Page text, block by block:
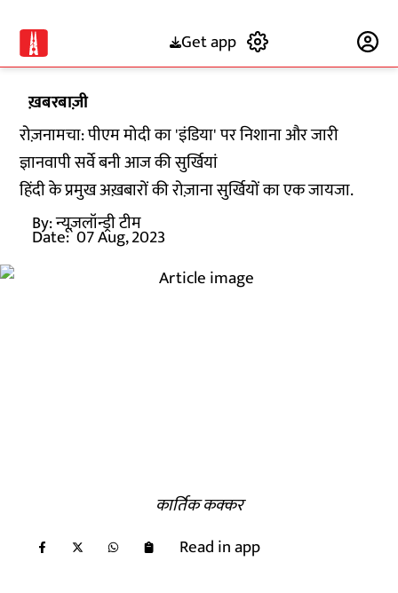
Get app
ख़बरबाज़ी
रोज़नामचा: पीएम मोदी का 'इंडिया' पर निशाना और जारी
ज्ञानवापी सर्वे बनी आज की सुर्खियां
हिंदी के प्रमुख अख़बारों की रोज़ाना सुर्खियों का एक जायजा.
By:न्यूज़लॉन्ड्री टीम
Date: 07 Aug, 2023
कार्तिक कक्कर
Read in app